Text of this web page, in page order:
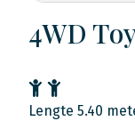
4WD
Lengte 5.40